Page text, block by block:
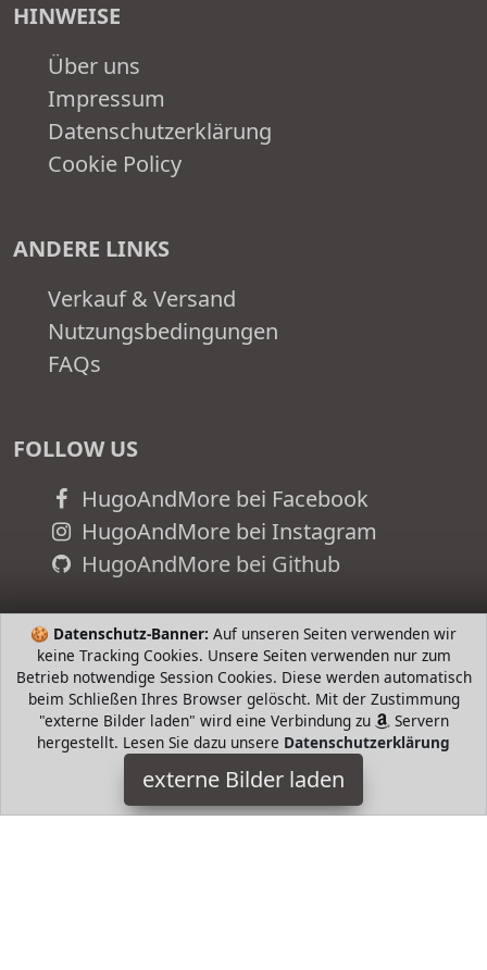
🍪 Datenschutz-Banner: Auf unseren Seiten verwenden wir
keine Tracking Cookies. Unsere Seiten verwenden nur zum
Betrieb notwendige Session Cookies. Diese werden automatisch
beim Schließen Ihres Browser gelöscht. Mit der Zustimmung
"externe Bilder laden" wird eine Verbindung zu
Servern
hergestellt. Lesen Sie dazu unsere Datenschutzerklärung
externe Bilder laden
HINWEISE
Über uns
Impressum
Datenschutzerklärung
Cookie Policy
ANDERE LINKS
Verkauf & Versand
Nutzungsbedingungen
FAQs
FOLLOW US
HugoAndMore bei Facebook
HugoAndMore bei Instagram
HugoAndMore bei Github
Hugo Boss